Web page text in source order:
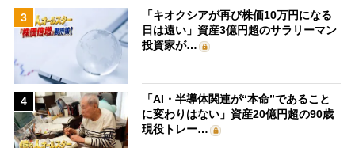
3
「キオクシアが再び株価10万円になる
日は遠い」資産3億円超のサラリーマン
投資家が…
4
「AI・半導体関連が“本命”であること
に変わりはない」資産20億円超の90歳
現役トレー…